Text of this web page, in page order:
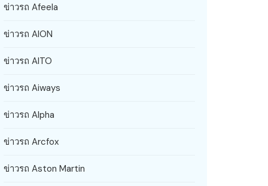
ข่าวรถ Afeela
ข่าวรถ AION
ข่าวรถ AITO
ข่าวรถ Aiways
ข่าวรถ Alpha
ข่าวรถ Arcfox
ข่าวรถ Aston Martin